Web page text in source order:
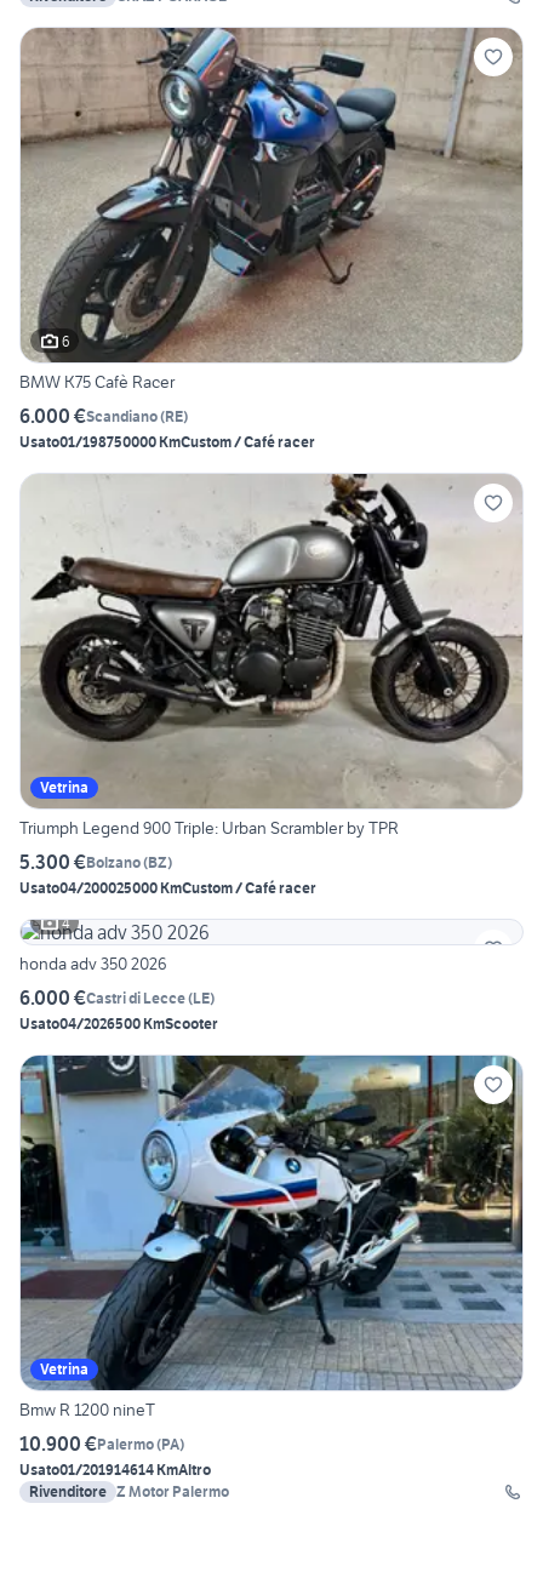
6
BMW K75 Cafè Racer
6.000 €Scandiano(RE)
Usato01/198750000 KmCustom / Café racer
Vetrina
Triumph Legend 900 Triple: Urban Scrambler by TPR
5.300 €Bolzano(BZ)
Usato04/200025000 KmCustom / Café racer
4
honda adv 350 2026
6.000 €Castri di Lecce(LE)
Usato04/2026500 KmScooter
Vetrina
Bmw R 1200 nineT
10.900 €Palermo(PA)
Usato01/201914614 KmAltro
Rivenditore Z Motor Palermo